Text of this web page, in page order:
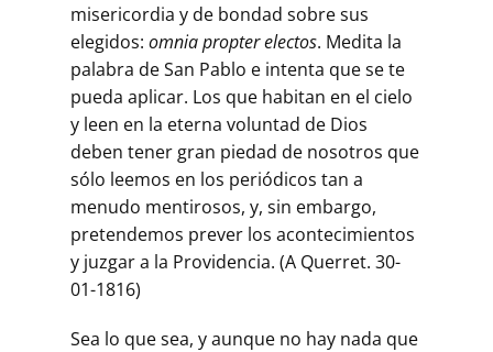
misericordia y de bondad sobre sus
elegidos: omnia propter electos. Medita la
palabra de San Pablo e intenta que se te
pueda aplicar. Los que habitan en el cielo
y leen en la eterna voluntad de Dios
deben tener gran piedad de nosotros que
sólo leemos en los periódicos tan a
menudo mentirosos, y, sin embargo,
pretendemos prever los acontecimientos
y juzgar a la Providencia. (A Querret. 30-
01-1816)
Sea lo que sea, y aunque no hay nada que